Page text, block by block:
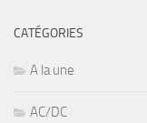
CATÉGORIES
A la une
AC/DC